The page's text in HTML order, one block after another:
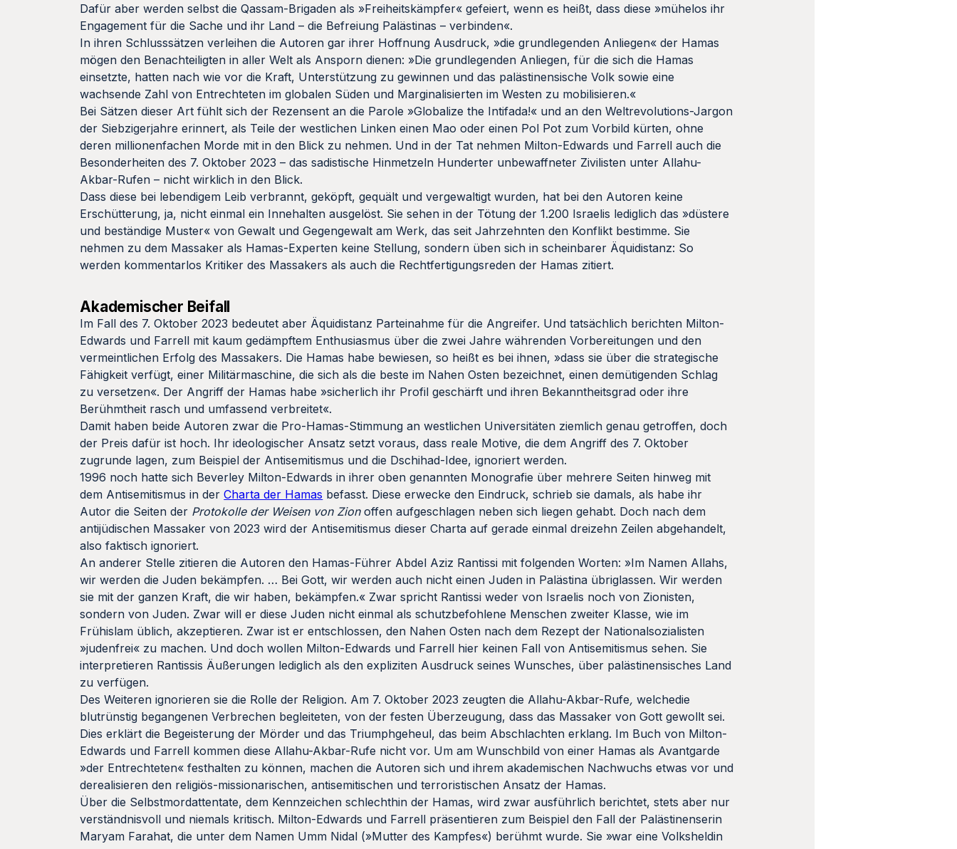
Dafür aber werden selbst die Qassam-Brigaden als »Freiheitskämpfer« gefeiert, wenn es heißt, dass diese »mühelos ihr
Engagement für die Sache und ihr Land – die Befreiung Palästinas – verbinden«.
In ihren Schlusssätzen verleihen die Autoren gar ihrer Hoffnung Ausdruck, »die grundlegenden Anliegen« der Hamas
mögen den Benachteiligten in aller Welt als Ansporn dienen: »Die grundlegenden Anliegen, für die sich die Hamas
einsetzte, hatten nach wie vor die Kraft, Unterstützung zu gewinnen und das palästinensische Volk sowie eine
wachsende Zahl von Entrechteten im globalen Süden und Marginalisierten im Westen zu mobilisieren.«
Bei Sätzen dieser Art fühlt sich der Rezensent an die Parole »Globalize the Intifada!« und an den Weltrevolutions-Jargon
der Siebzigerjahre erinnert, als Teile der westlichen Linken einen Mao oder einen Pol Pot zum Vorbild kürten, ohne
deren millionenfachen Morde mit in den Blick zu nehmen. Und in der Tat nehmen Milton-Edwards und Farrell auch die
Besonderheiten des 7. Oktober 2023 – das sadistische Hinmetzeln Hunderter unbewaffneter Zivilisten unter Allahu-
Akbar-Rufen – nicht wirklich in den Blick.
Dass diese bei lebendigem Leib verbrannt, geköpft, gequält und vergewaltigt wurden, hat bei den Autoren keine
Erschütterung, ja, nicht einmal ein Innehalten ausgelöst. Sie sehen in der Tötung der 1.200 Israelis lediglich das »düstere
und beständige Muster« von Gewalt und Gegengewalt am Werk, das seit Jahrzehnten den Konflikt bestimme. Sie
nehmen zu dem Massaker als Hamas-Experten keine Stellung, sondern üben sich in scheinbarer Äquidistanz: So
werden kommentarlos Kritiker des Massakers als auch die Rechtfertigungsreden der Hamas zitiert.
Akademischer Beifall
Im Fall des 7. Oktober 2023 bedeutet aber Äquidistanz Parteinahme für die Angreifer. Und tatsächlich berichten Milton-
Edwards und Farrell mit kaum gedämpftem Enthusiasmus über die zwei Jahre währenden Vorbereitungen und den
vermeintlichen Erfolg des Massakers. Die Hamas habe bewiesen, so heißt es bei ihnen, »dass sie über die strategische
Fähigkeit verfügt, einer Militärmaschine, die sich als die beste im Nahen Osten bezeichnet, einen demütigenden Schlag
zu versetzen«. Der Angriff der Hamas habe »sicherlich ihr Profil geschärft und ihren Bekanntheitsgrad oder ihre
Berühmtheit rasch und umfassend verbreitet«.
Damit haben beide Autoren zwar die Pro-Hamas-Stimmung an westlichen Universitäten ziemlich genau getroffen, doch
der Preis dafür ist hoch. Ihr ideologischer Ansatz setzt voraus, dass reale Motive, die dem Angriff des 7. Oktober
zugrunde lagen, zum Beispiel der Antisemitismus und die Dschihad-Idee, ignoriert werden.
1996 noch hatte sich Beverley Milton-Edwards in ihrer oben genannten Monografie über mehrere Seiten hinweg mit
dem Antisemitismus in derCharta der Hamas befasst. Diese erwecke den Eindruck, schrieb sie damals, als habe ihr
Autor die Seiten der Protokolle der Weisen von Zionoffen aufgeschlagen neben sich liegen gehabt. Doch nach dem
antijüdischen Massaker von 2023 wird der Antisemitismus dieser Charta auf gerade einmal dreizehn Zeilen abgehandelt,
also faktisch ignoriert.
An anderer Stelle zitieren die Autoren den Hamas-Führer Abdel Aziz Rantissi mit folgenden Worten: »Im Namen Allahs,
wir werden die Juden bekämpfen. … Bei Gott, wir werden auch nicht einen Juden in Palästina übriglassen. Wir werden
sie mit der ganzen Kraft, die wir haben, bekämpfen.« Zwar spricht Rantissi weder von Israelis noch von Zionisten,
sondern von Juden. Zwar will er diese Juden nicht einmal als schutzbefohlene Menschen zweiter Klasse, wie im
Frühislam üblich, akzeptieren. Zwar ist er entschlossen, den Nahen Osten nach dem Rezept der Nationalsozialisten
»judenfrei« zu machen. Und doch wollen Milton-Edwards und Farrell hier keinen Fall von Antisemitismus sehen. Sie
interpretieren Rantissis Äußerungen lediglich als den expliziten Ausdruck seines Wunsches, über palästinensisches Land
zu verfügen.
Des Weiteren ignorieren sie die Rolle der Religion. Am 7. Oktober 2023 zeugten die Allahu-Akbar-Rufe,welchedie
blutrünstig begangenen Verbrechen begleiteten, von der festen Überzeugung, dass das Massaker von Gott gewollt sei.
Dies erklärt die Begeisterung der Mörder und das Triumphgeheul, das beim Abschlachten erklang. Im Buch von Milton-
Edwards und Farrell kommen diese Allahu-Akbar-Rufe nicht vor. Um am Wunschbild von einer Hamas als Avantgarde
»der Entrechteten« festhalten zu können, machen die Autoren sich und ihrem akademischen Nachwuchs etwas vor und
derealisieren den religiös-missionarischen, antisemitischen und terroristischen Ansatz der Hamas.
Über die Selbstmordattentate, dem Kennzeichen schlechthin der Hamas, wird zwar ausführlich berichtet, stets aber nur
verständnisvoll und niemals kritisch. Milton-Edwards und Farrell präsentieren zum Beispiel den Fall der Palästinenserin
Maryam Farahat, die unter dem Namen Umm Nidal (»Mutter des Kampfes«) berühmt wurde. Sie »war eine Volksheldin